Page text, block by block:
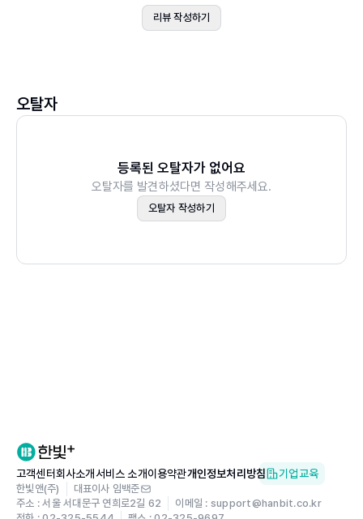
제14장 마케팅 커뮤니케이션의 법칙
제15장 소비자행도에 대한 법칙
제16장 학습, 혁신, 창조의 법칙
리뷰 작성하기
오탈자
등록된 오탈자가 없어요
오탈자를 발견하셨다면 작성해주세요.
오탈자 작성하기
고객센터회사소개서비스 소개이용약관개인정보처리방침 기업교육
한빛앤(주)
대표이사 임백준
주소 : 서울 서대문구 연희로2길 62
이메일 : support@hanbit.co.kr